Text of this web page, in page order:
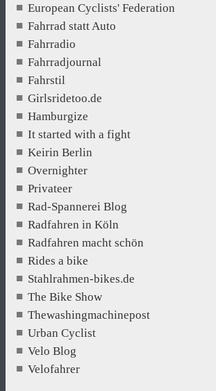
European Cyclists' Federation
Fahrrad statt Auto
Fahrradio
Fahrradjournal
Fahrstil
Girlsridetoo.de
Hamburgize
It started with a fight
Keirin Berlin
Overnighter
Privateer
Rad-Spannerei Blog
Radfahren in Köln
Radfahren macht schön
Rides a bike
Stahlrahmen-bikes.de
The Bike Show
Thewashingmachinepost
Urban Cyclist
Velo Blog
Velofahrer